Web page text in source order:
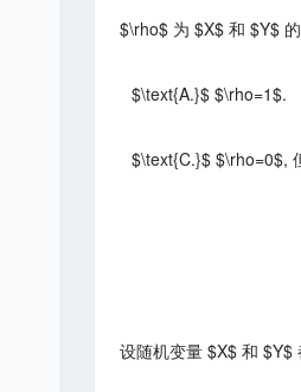
$\rho$ 为 $X$ 和 $Y$
$\text{A.}$ $\rho=1$.
$\text{C.}$ $\rho=0$,
设随机变量 $X$ 和 $Y$